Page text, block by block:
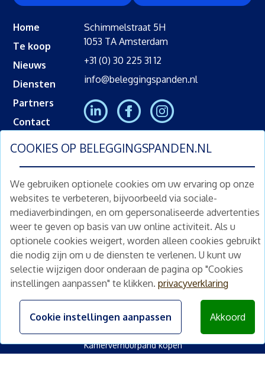
COOKIES OP BELEGGINGSPANDEN.NL
We gebruiken optionele cookies om uw ervaring op onze
websites te verbeteren, bijvoorbeeld via sociale-
mediaverbindingen, en om gepersonaliseerde advertenties
weer te geven op basis van uw online activiteit. Als u
optionele cookies weigert, worden alleen cookies gebruikt
die nodig zijn om u de diensten te verlenen. U kunt uw
selectie wijzigen door onderaan de pagina op "Cookies
instellingen aanpassen" te klikken. privacyverklaring
Cookie instellingen aanpassen Akkoord
Home
Te koop
Nieuws
Diensten
Partners
Contact
Schimmelstraat 5H
1053 TA Amsterdam
+31 (0) 30 225 31 12
info@beleggingspanden.nl
Snelkoppelingen
Beleggingspand kopen Amsterdam
Beleggingspand kopen Den Haag
Beleggingspand kopen Rotterdam
Beleggingspand kopen Utrecht
Soort vastgoed
Bedrijfspand kopen
Kantoorpand kopen
Kamerverhuurpand kopen